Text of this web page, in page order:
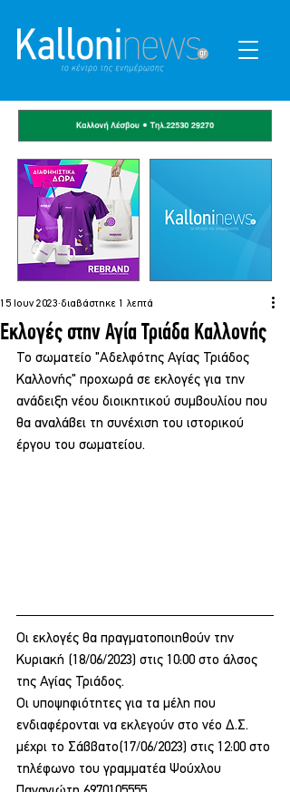
Εκλογές στην Αγία Τριάδα Καλλονής
15 Ιουν 2023 διαβάστηκε 1 λεπτά
Το σωματείο "Αδελφότης Αγίας Τριάδος
Καλλονής" προχωρά σε εκλογές για την
ανάδειξη νέου διοικητικού συμβουλίου που
θα αναλάβει τη συνέχιση του ιστορικού
έργου του σωματείου.
Οι εκλογές θα πραγματοποιηθούν την
Κυριακή (18/06/2023) στις 10:00 στο άλσος
της Αγίας Τριάδος.
Οι υποψηφιότητες για τα μέλη που
ενδιαφέρονται να εκλεγούν στο νέο Δ.Σ.
μέχρι το Σάββατο(17/06/2023) στις 12:00 στο
τηλέφωνο του γραμματέα Ψούχλου